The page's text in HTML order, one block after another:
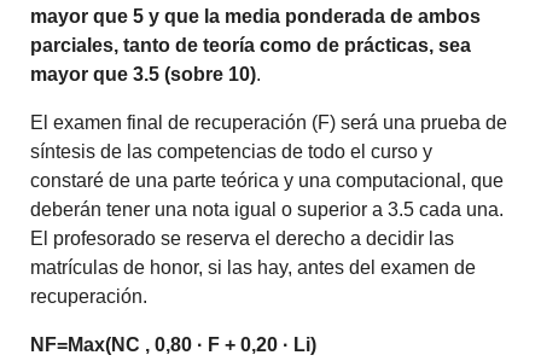
mayor que 5 y que la media ponderada de ambos
parciales, tanto de teoría como de prácticas, sea
mayor que 3.5 (sobre 10).
El examen final de recuperación (F) será una prueba de
síntesis de las competencias de todo el curso y
constaré de una parte teórica y una computacional, que
deberán tener una nota igual o superior a 3.5 cada una.
El profesorado se reserva el derecho a decidir las
matrículas de honor, si las hay, antes del examen de
recuperación.
NF=Max(NC , 0,80 · F + 0,20 · Li)